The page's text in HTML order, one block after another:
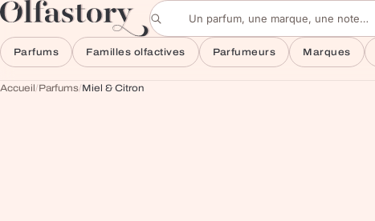
Aller au contenu
Rechercher un parfum
Parfums Familles olfactives Parfumeurs Marques
Accueil/Parfums/Miel & Citron